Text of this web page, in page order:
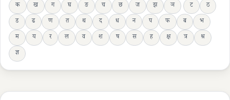
क
ख ग घ ङ च छ ज झ ञ ट
ठ
ड
ढ ण त थ द ध न प फ ब
भ
म
य र ल व श ष स ह क्ष त्र
श्र
ज्ञ